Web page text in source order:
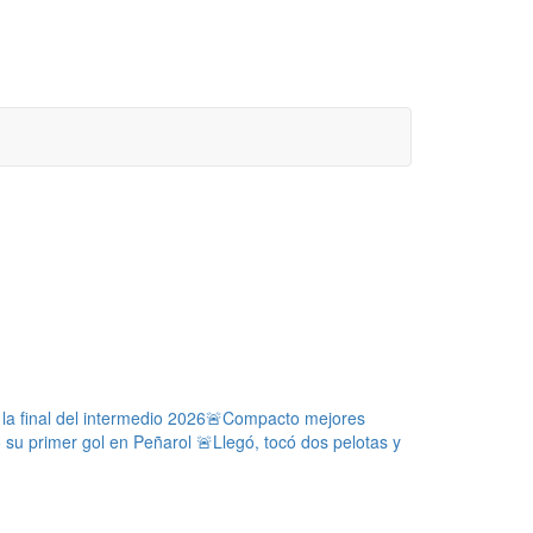
final del intermedio 2026🚨Compacto mejores
primer gol en Peñarol 🚨Llegó, tocó dos pelotas y